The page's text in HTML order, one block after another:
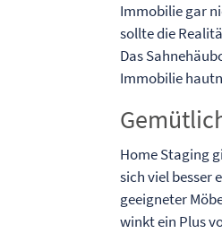
Immobilie gar
sollte die
Das
Immobilie
Home Staging
sich viel besser
geeigneter
winkt ein Plus